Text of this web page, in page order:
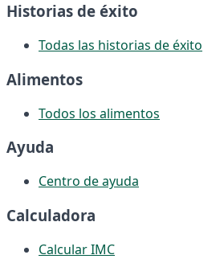
Historias de éxito
Todas las historias de éxito
Alimentos
Todos los alimentos
Ayuda
Centro de ayuda
Calculadora
Calcular IMC